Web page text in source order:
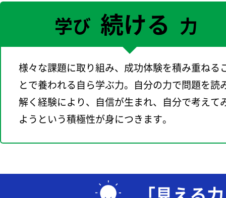
学び 続ける 力
様々な課題に取り組み、成功体験を積み重ねる
とで養われる自ら学ぶ力。自分の力で問題を読
解く経験により、自信が生まれ、自分で考えて
ようという積極性が身につきます。